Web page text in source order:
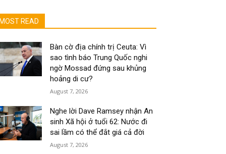
MOST READ
Bàn cờ địa chính trị Ceuta: Vì
sao tình báo Trung Quốc nghi
ngờ Mossad đứng sau khủng
hoảng di cư?
August 7, 2026
Nghe lời Dave Ramsey nhận An
sinh Xã hội ở tuổi 62: Nước đi
sai lầm có thể đắt giá cả đời
August 7, 2026